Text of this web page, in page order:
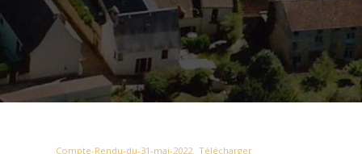
Compte-Rendu-du-31-mai-2022 Télécharger